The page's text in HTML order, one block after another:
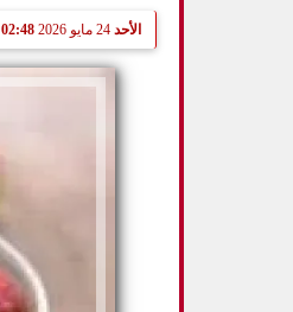
الأحد 24 مايو 2026 02:48 مـ